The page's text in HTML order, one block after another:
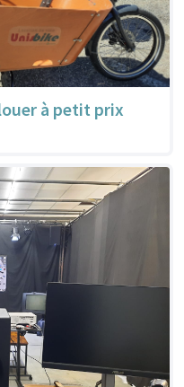
à petit prix